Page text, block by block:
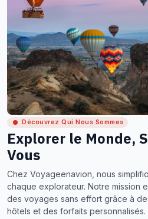
Découvrez Qui Nous Sommes
Explorer le Monde,
Vous
Chez Voyageenavion, nous
chaque explorateur. Notre mission
des voyages sans effort grâce à
hôtels et des forfaits